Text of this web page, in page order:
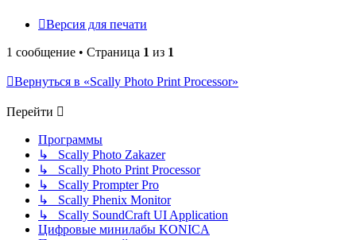
Версия для печати
1 сообщение • Страница 1 из 1
Вернуться в «Scally Photo Print Processor»
Перейти
Программы
↳ Scally Photo Zakazer
↳ Scally Photo Print Processor
↳ Scally Prompter Pro
↳ Scally Phenix Monitor
↳ Scally SoundCraft UI Application
Цифровые минилабы KONICA